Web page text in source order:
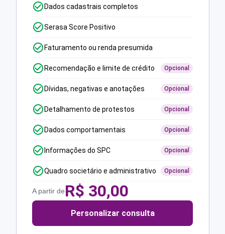
Dados cadastrais completos
Serasa Score Positivo
Faturamento ou renda presumida
Recomendação e limite de crédito Opcional
Dívidas, negativas e anotações Opcional
Detalhamento de protestos Opcional
Dados comportamentais Opcional
Informações do SPC Opcional
Quadro societário e administrativo Opcional
A partir deR$ 30,00
Personalizar consulta